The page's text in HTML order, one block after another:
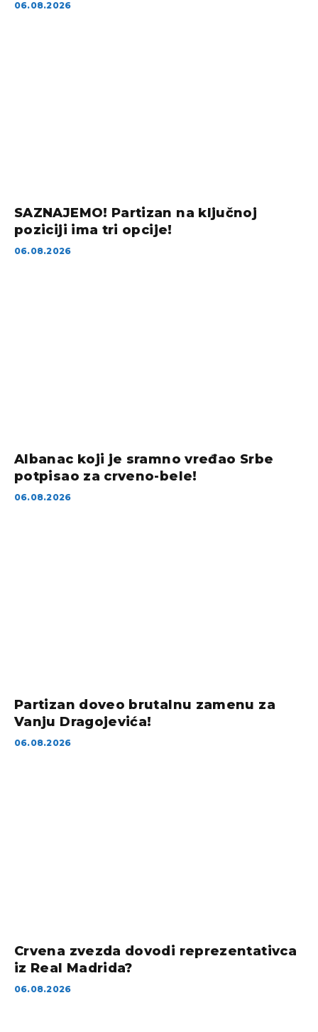
06.08.2026
SAZNAJEMO! Partizan na ključnoj
poziciji ima tri opcije!
06.08.2026
Albanac koji je sramno vređao Srbe
potpisao za crveno-bele!
06.08.2026
Partizan doveo brutalnu zamenu za
Vanju Dragojevića!
06.08.2026
Crvena zvezda dovodi reprezentativca
iz Real Madrida?
06.08.2026